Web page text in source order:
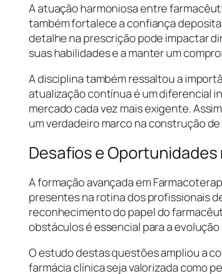
A atuação harmoniosa entre
também fortalece a confiança
detalhe na prescrição pode impactar
suas habilidades e a manter um
A disciplina também ressaltou a
atualização contínua é um diferencial
mercado cada vez mais exigente.
um verdadeiro marco na construção
Desafios e
A formação avançada em
presentes na rotina dos profissionais
reconhecimento do papel do
obstáculos é essencial para a
O estudo destas questões ampliou a
farmácia clínica seja valorizada como